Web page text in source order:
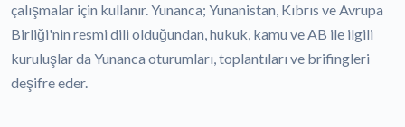
çalışmalar için kullanır. Yunanca; Yunanistan, Kıbrıs ve Avrupa
Birliği'nin resmi dili olduğundan, hukuk, kamu ve AB ile ilgili
kuruluşlar da Yunanca oturumları, toplantıları ve brifingleri
deşifre eder.